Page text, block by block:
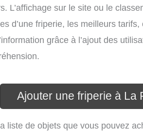
L’affichage sur le site ou le
d’une friperie, les meilleurs
grâce à l’ajout des
Ajouter une friperie à La
liste de objets que vous pouvez